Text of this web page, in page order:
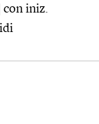
con iniz.